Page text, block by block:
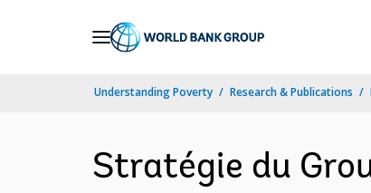
Understanding Poverty Research & Publications
Stratégie du